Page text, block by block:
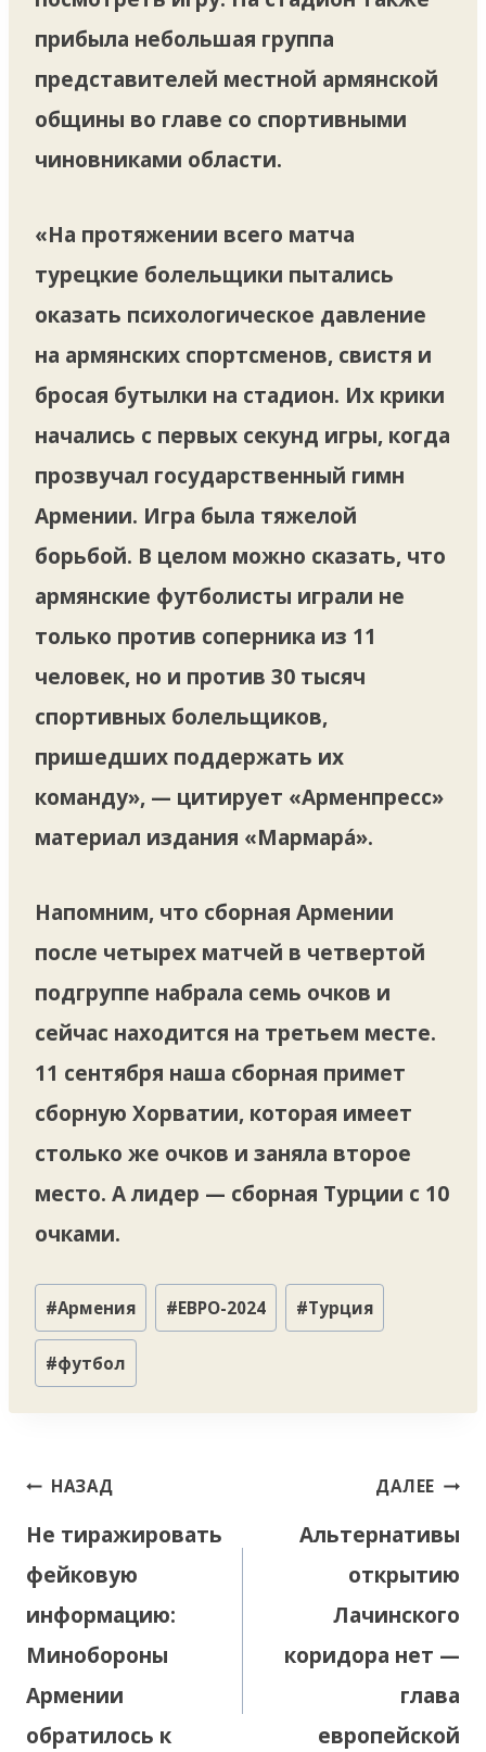
прибыла небольшая группа
представителей местной армянской
общины во главе со спортивными
чиновниками области.
«На протяжении всего матча
турецкие болельщики пытались
оказать психологическое давление
на армянских спортсменов, свистя и
бросая бутылки на стадион. Их крики
начались с первых секунд игры, когда
прозвучал государственный гимн
Армении. Игра была тяжелой
борьбой. В целом можно сказать, что
армянские футболисты играли не
только против соперника из 11
человек, но и против 30 тысяч
спортивных болельщиков,
пришедших поддержать их
команду», — цитирует «Арменпресс»
материал издания «Мармарá».
Напомним, что сборная Армении
после четырех матчей в четвертой
подгруппе набрала семь очков и
сейчас находится на третьем месте.
11 сентября наша сборная примет
сборную Хорватии, которая имеет
столько же очков и заняла второе
место. А лидер — сборная Турции с 10
очками.
Метки
записи:
#Армения #ЕВРО-2024 #Турция
#футбол
Навигация
записям
НАЗАД
Не тиражировать
фейковую
информацию:
Минобороны
Армении
обратилось к
ДАЛЕЕ
Альтернативы
открытию
Лачинского
коридора нет —
глава
европейской